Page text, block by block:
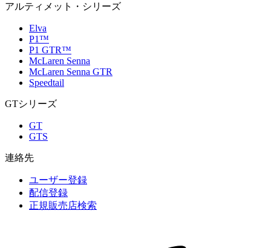
アルティメット・シリーズ
Elva
P1™
P1 GTR™
McLaren Senna
McLaren Senna GTR
Speedtail
GTシリーズ
GT
GTS
連絡先
ユーザー登録
配信登録
正規販売店検索